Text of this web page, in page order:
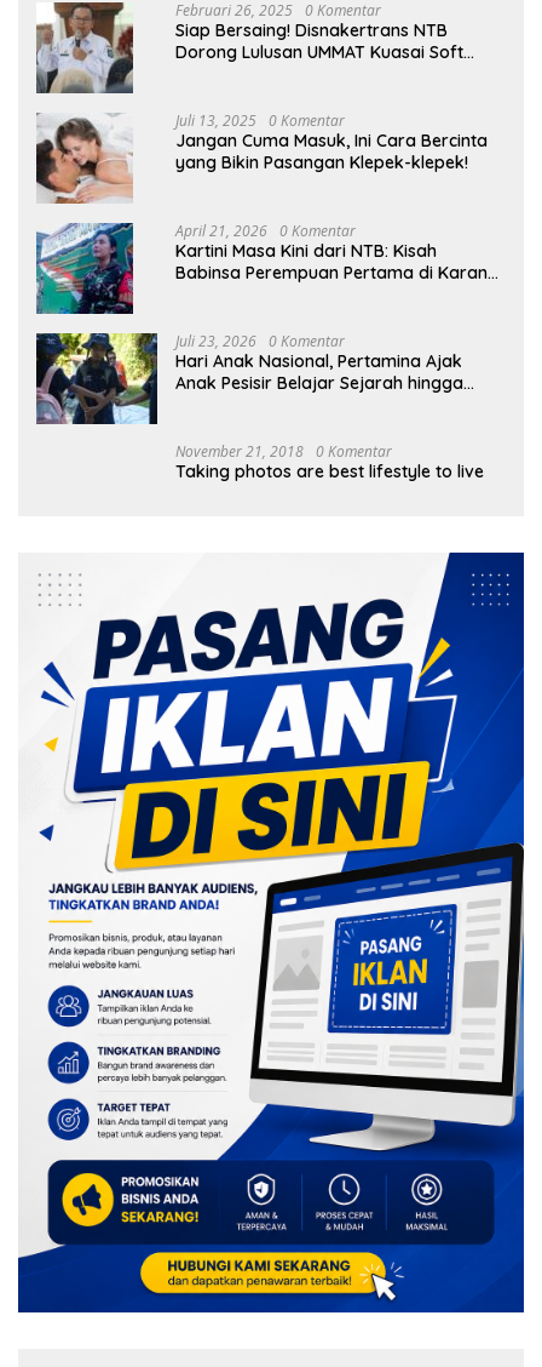
Februari 26, 2025 0 Komentar
Siap Bersaing! Disnakertrans NTB
Dorong Lulusan UMMAT Kuasai Soft
Juli 13, 2025 0 Komentar
Jangan Cuma Masuk, Ini Cara Bercinta
yang Bikin Pasangan Klepek-klepek!
April 21, 2026 0 Komentar
Kartini Masa Kini dari NTB: Kisah
Babinsa Perempuan Pertama di Karang
Juli 23, 2026 0 Komentar
Hari Anak Nasional, Pertamina Ajak
Anak Pesisir Belajar Sejarah hingga
November 21, 2018 0 Komentar
Taking photos are best lifestyle to live